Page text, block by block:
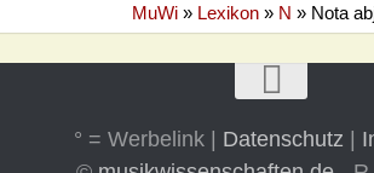
MuWi » Lexikon » N » Nota
° = Werbelink | Datenschutz